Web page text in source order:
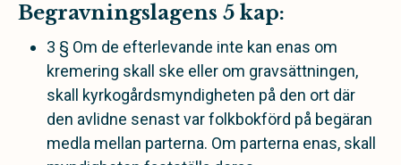
Begravningslagens 5 kap:
3 § Om de efterlevande inte kan enas om
kremering skall ske eller om gravsättningen,
skall kyrkogårdsmyndigheten på den ort där
den avlidne senast var folkbokförd på begäran
medla mellan parterna. Om parterna enas, skall